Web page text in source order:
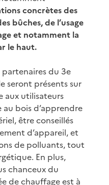
concrètes des
bûches, de l’usage
et notamment la
le haut.
du 3e
seront présents sur
aux utilisateurs
bois d’apprendre
être conseillés
d’appareil, et
de polluants, tout
En plus,
chanceux du
de chauffage est à